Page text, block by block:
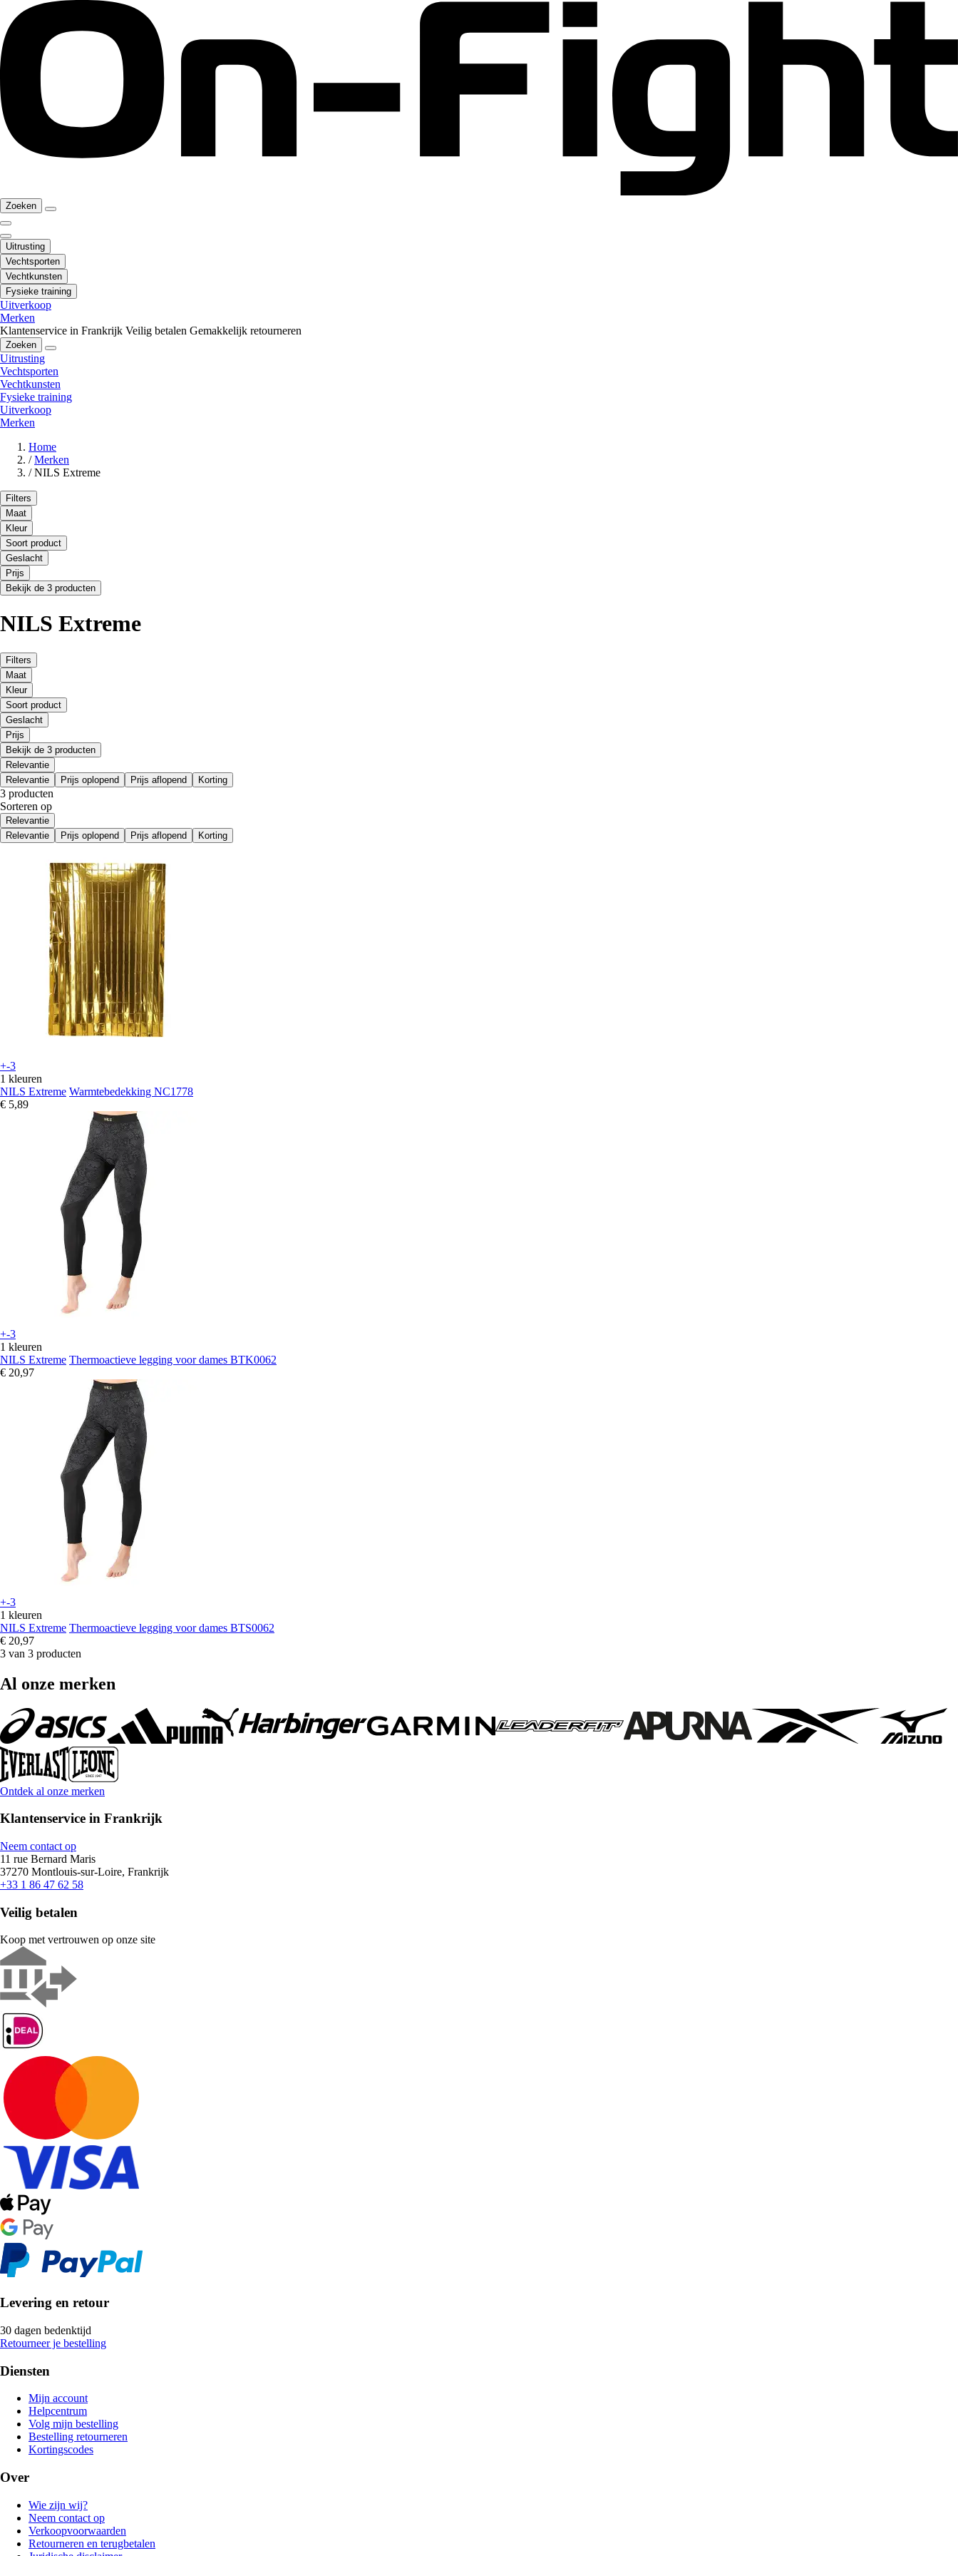
Zoeken
Uitrusting
Vechtsporten
Vechtkunsten
Fysieke training
Uitverkoop
Merken
Klantenservice in Frankrijk Veilig betalen Gemakkelijk retourneren
Zoeken
Uitrusting
Vechtsporten
Vechtkunsten
Fysieke training
Uitverkoop
Merken
Home
/ Merken
/ NILS Extreme
Filters
Maat
Kleur
Soort product
Geslacht
Prijs
Bekijk de 3 producten
NILS Extreme
Filters
Maat
Kleur
Soort product
Geslacht
Prijs
Bekijk de 3 producten
Relevantie
Relevantie
Prijs oplopend Prijs aflopend Korting
3 producten
Sorteren op
Relevantie
Relevantie
Prijs oplopend Prijs aflopend Korting
+-3
1 kleuren
NILS Extreme Warmtebedekking NC1778
€ 5,89
+-3
1 kleuren
NILS Extreme Thermoactieve legging voor dames BTK0062
€ 20,97
+-3
1 kleuren
NILS Extreme Thermoactieve legging voor dames BTS0062
€ 20,97
3 van 3 producten
Al onze merken
Ontdek al onze merken
Klantenservice in Frankrijk
Neem contact op
11 rue Bernard Maris
37270 Montlouis-sur-Loire, Frankrijk
+33 1 86 47 62 58
Veilig betalen
Koop met vertrouwen op onze site
Levering en retour
30 dagen bedenktijd
Retourneer je bestelling
Diensten
Mijn account
Helpcentrum
Volg mijn bestelling
Bestelling retourneren
Kortingscodes
Over
Wie zijn wij?
Neem contact op
Verkoopvoorwaarden
Retourneren en terugbetalen